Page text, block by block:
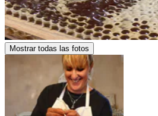
Mostrar todas las fotos